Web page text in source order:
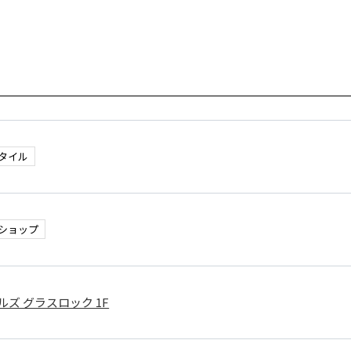
イル
ョップ
ズ グラスロック 1F